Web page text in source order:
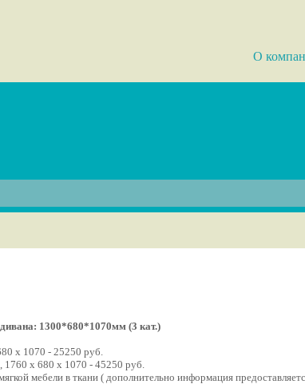
О
1300*680*1070мм (3 кат.)
х 1070 - 25250 руб.
1760 х 680 х 1070 - 45250 руб.
мебели в ткани ( дополнительно информация